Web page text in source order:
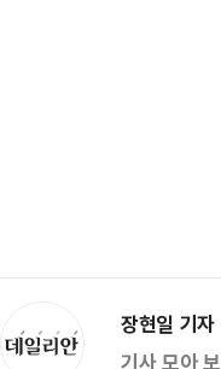
장현일 기
기사 모아